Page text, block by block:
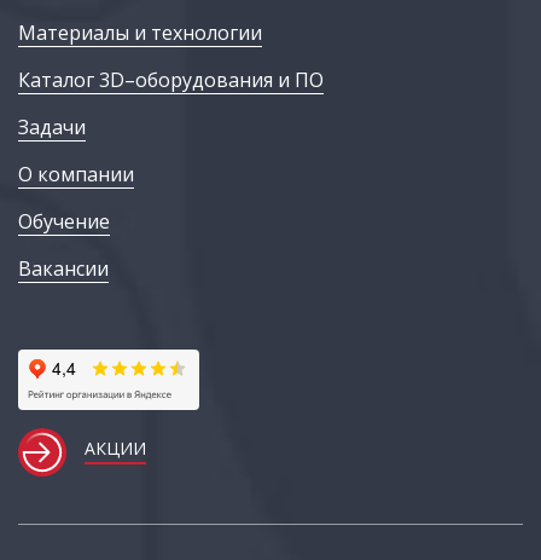
Материалы и технологии
Каталог 3D–оборудования и ПО
Задачи
О компании
Обучение
Вакансии
АКЦИИ